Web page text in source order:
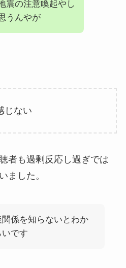
震の注意喚起やし
うんやが
じない
者も過剰反応し過ぎでは
ました。
係を知らないとわか
いです